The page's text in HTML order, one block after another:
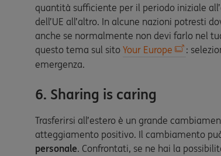
quantità sufficiente per il periodo iniziale
dell’UE all’altro. In alcune nazioni potresti
anche se normalmente non devi farlo nel
questo tema sul sito Your Europe
:
emergenza.
6. Sharing is caring
Trasferirsi all’estero è un grande
atteggiamento positivo. Il cambiamento
personale. Confrontati, se ne hai la